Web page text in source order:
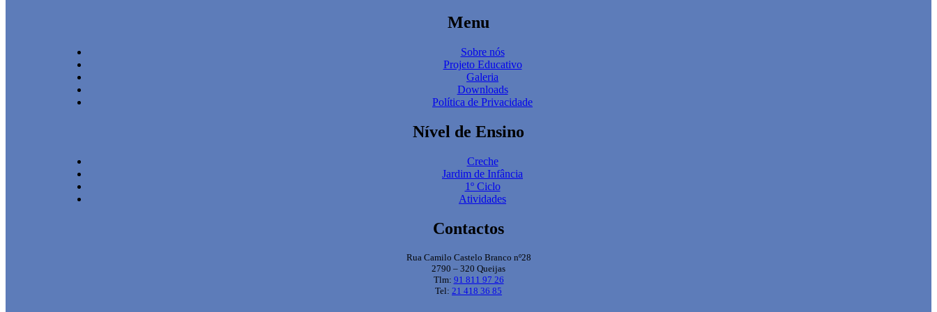
Menu
Sobre nós
Projeto Educativo
Galeria
Downloads
Política de Privacidade
Nível de Ensino
Creche
Jardim de Infância
1º Ciclo
Atividades
Contactos
Rua Camilo Castelo Branco nº28
2790 – 320 Queijas
Tlm: 91 811 97 26
Tel: 21 418 36 85